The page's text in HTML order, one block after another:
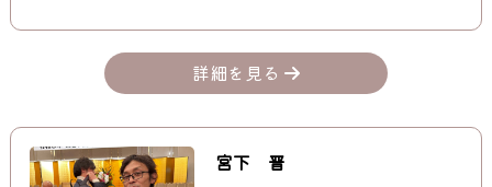
詳細を見る
宮下 晋